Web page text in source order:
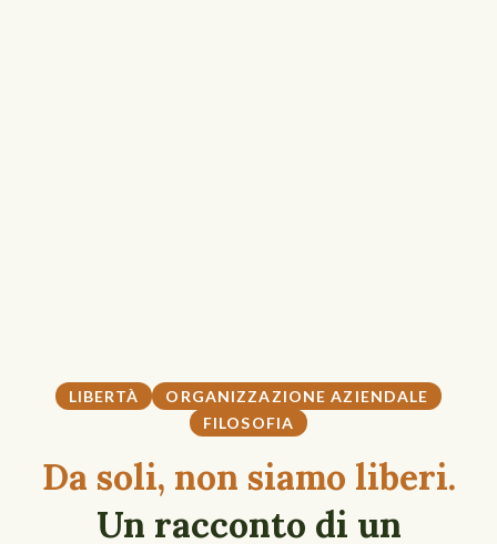
LIBERTÀ
ORGANIZZAZIONE AZIENDALE
FILOSOFIA
Da soli, non siamo liberi.
Un racconto di un